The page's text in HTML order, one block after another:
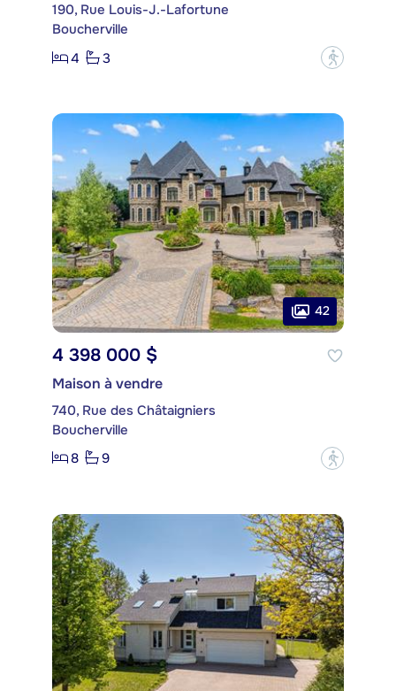
190, Rue Louis-J.-Lafortune
Boucherville
4
3 ?
42
4 398 000 $
Maison à vendre
740, Rue des Châtaigniers
Boucherville
8
9 ?